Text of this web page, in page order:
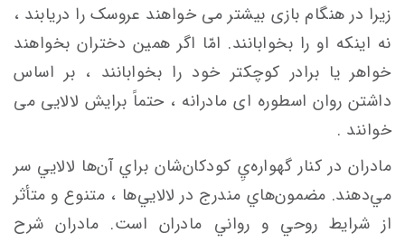
زیرا در هنگام بازی بیشتر می خواهند عروسک را دریابند ،
نه اینکه او را بخوابانند. امّا اگر همین دختران بخواهند
خواهر یا برادر کوچکتر خود را بخوابانند ، بر اساس
داشتن روان اسطوره ای مادرانه ، حتماً برایش لالایی می
خوانند .
مادران در كنار گهواره‌يِ كودكان‌شان براي آن‌ها لالايي سر
مي‌دهند. مضمون‌هاي مندرج در لالايي‌ها ، متنوع و متأثر
از شرايط روحي و رواني مادران است. مادران شرح